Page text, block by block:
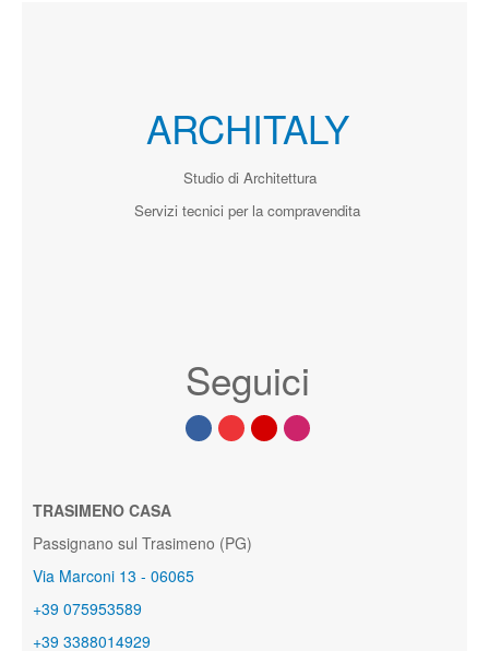
ARCHITALY
Studio di Architettura
Servizi tecnici per la compravendita
Seguici
TRASIMENO CASA
Passignano sul Trasimeno (PG)
Via Marconi 13 - 06065
+39 075953589
+39 3388014929